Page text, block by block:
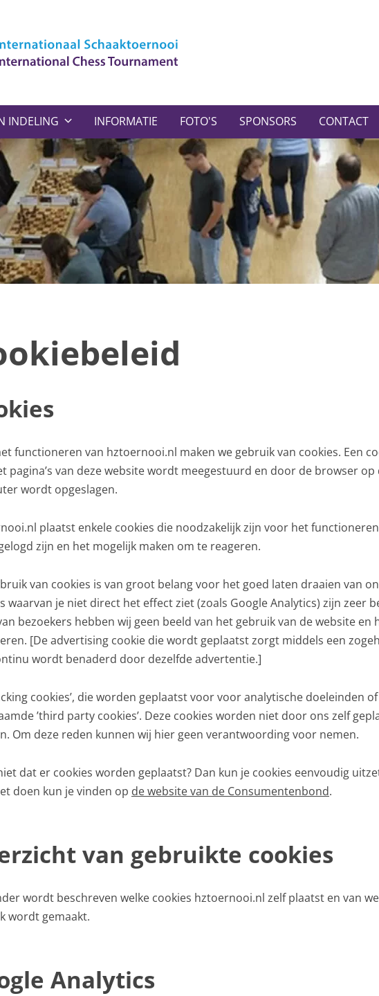
INDELING INFORMATIE FOTO'S SPONSORS CONTACT
functioneren van hztoernooi.nl maken we gebruik van cookies. Een
pagina’s van deze website wordt meegestuurd en door de browser
wordt opgeslagen.
plaatst enkele cookies die noodzakelijk zijn voor het
zijn en het mogelijk maken om te reageren.
van cookies is van groot belang voor het goed laten draaien van
waarvan je niet direct het effect ziet (zoals Google Analytics) zijn zeer
bezoekers hebben wij geen beeld van het gebruik van de website en
[De advertising cookie die wordt geplaatst zorgt middels een
wordt benaderd door dezelfde advertentie.]
cookies’, die worden geplaatst voor voor analytische doeleinden
’third party cookies’. Deze cookies worden niet door ons zelf
Om deze reden kunnen wij hier geen verantwoording voor nemen.
dat er cookies worden geplaatst? Dan kun je cookies eenvoudig
doen kun je vinden op de website van de Consumentenbond.
van gebruikte cookies
wordt beschreven welke cookies hztoernooi.nl zelf plaatst en van
wordt gemaakt.
Analytics